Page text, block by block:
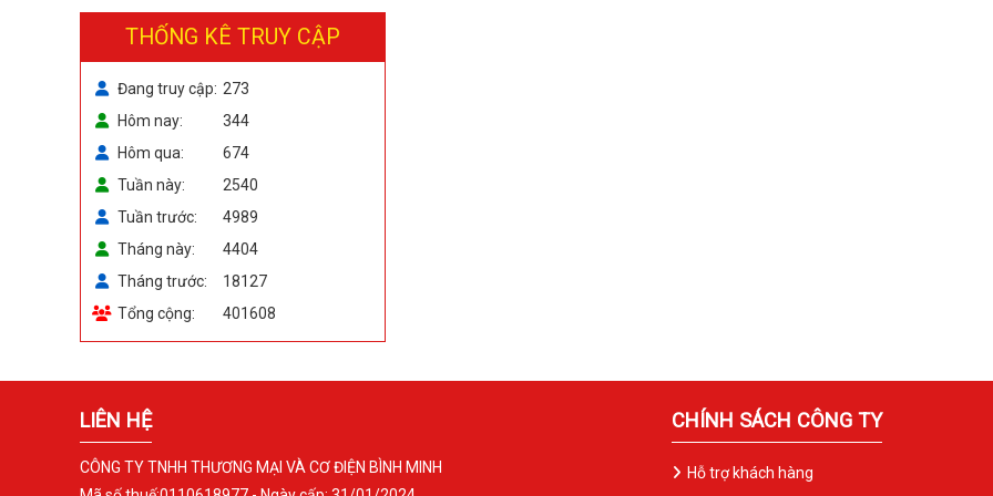
THỐNG KÊ TRUY CẬP
Đang truy cập
273
Hôm nay
344
Hôm qua
674
Tuần này
2540
Tuần trước
4989
Tháng này
4404
Tháng trước
18127
Tổng cộng
401608
LIÊN HỆ
CÔNG TY TNHH THƯƠNG MẠI VÀ CƠ ĐIỆN BÌNH MINH
CHÍNH SÁCH CÔNG TY
Hỗ trợ khách hàng